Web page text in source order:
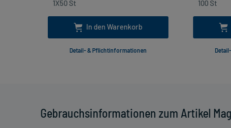
Gebrauchsinformationen zum Artikel
In den Warenkorb
Detail- & Pflichtinformationen